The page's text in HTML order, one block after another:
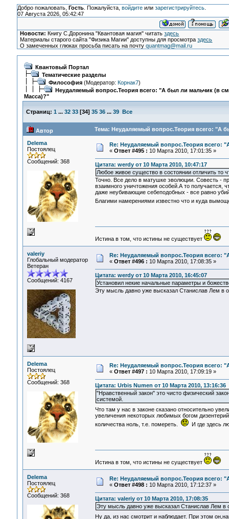
Добро пожаловать, Гость. Пожалуйста, войдитеили зарегистрируйтесь.
07 Августа 2026, 05:42:47
Новости: Книгу С.Доронина "Квантовая магия" читатьздесь
Материалы старого сайта "Физика Магии" доступны для просмотраздесь
О замеченных глюках просьба писать на почтуquantmag@mail.ru
Квантовый Портал
Тематические разделы
Философия(Модератор: Корнак7)
Неудаляемый вопрос.Теория всего: "А был ли мальчик (в
Масса)?"
Страниц: 1 ... 32 33[34] 35 36 ... 39 Все
Автор Тема: Неудаляемый вопрос.Теория всего: "А
Delema
Постоялец
Сообщений: 368
Re: Неудаляемый вопрос.Теория всего:
« Ответ #495 : 10 Марта 2010, 17:01:35 »
Цитата: werdy от 10 Марта 2010, 10:47:17
Любое живое существо в состоянии отличить то
Точно. Все дело в матушке эволюции. Совесть -
взаимного уничтожения особей.А то получается,
даже неубивающие себеподобных - все равно
Благими намерениями известно что и куда
Истина в том, что истины не существует
valeriy
Глобальный модератор
Ветеран
Сообщений: 4167
Re: Неудаляемый вопрос.Теория всего:
« Ответ #496 : 10 Марта 2010, 17:08:35 »
Цитата: werdy от 10 Марта 2010, 16:45:07
Установил некие начальные параметры и
Эту мысль давно уже высказал Станислав Лем в
Delema
Постоялец
Сообщений: 368
Re: Неудаляемый вопрос.Теория всего:
« Ответ #497 : 10 Марта 2010, 17:09:19 »
Цитата: Urbis Numen от 10 Марта 2010, 13:16:36
"Нравственный закон" это чисто физический
системой.
Что там у нас в законе сказано относительно
увеличения некоторых любимых богом
количества ноль, т.е. помереть.
И где здесь
Истина в том, что истины не существует
Delema
Постоялец
Сообщений: 368
Re: Неудаляемый вопрос.Теория всего:
« Ответ #498 : 10 Марта 2010, 17:12:37 »
Цитата: valeriy от 10 Марта 2010, 17:08:35
Эту мысль давно уже высказал Станислав Лем в
Ну да, из нас смотрит и наблюдает. При этом